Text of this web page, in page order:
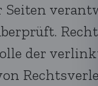
Seiten
der